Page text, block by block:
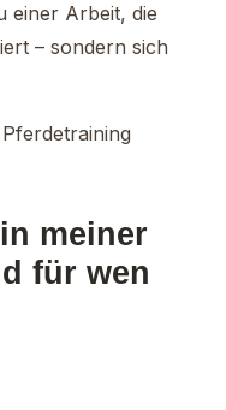
einer Arbeit, die
– sondern sich
meiner
für wen